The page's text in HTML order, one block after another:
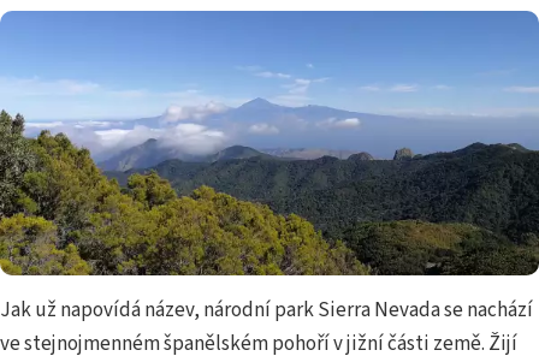
Jak už napovídá název, národní park Sierra Nevada se nachází
ve stejnojmenném španělském pohoří v jižní části země. Žijí